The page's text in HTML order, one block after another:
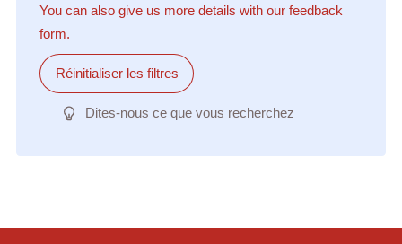
You can also give us more details with our feedback
form.
Réinitialiser les filtres
Dites-nous ce que vous recherchez